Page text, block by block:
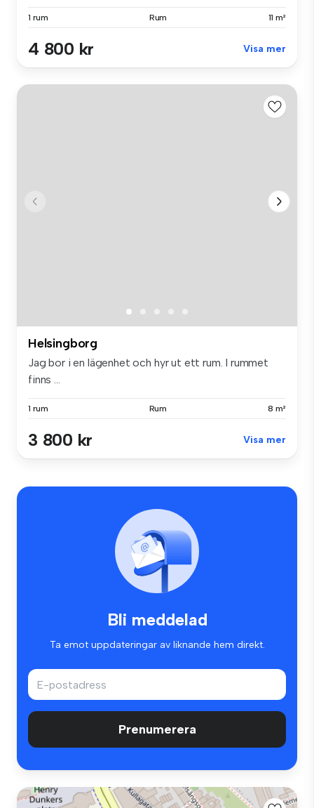
1 rum Rum 11 m²
4 800 kr Visa mer
Helsingborg
Jag bor i en lägenhet och hyr ut ett rum. I rummet
finns ...
1 rum Rum 8 m²
3 800 kr Visa mer
Bli meddelad
Ta emot uppdateringar av liknande hem direkt.
Prenumerera